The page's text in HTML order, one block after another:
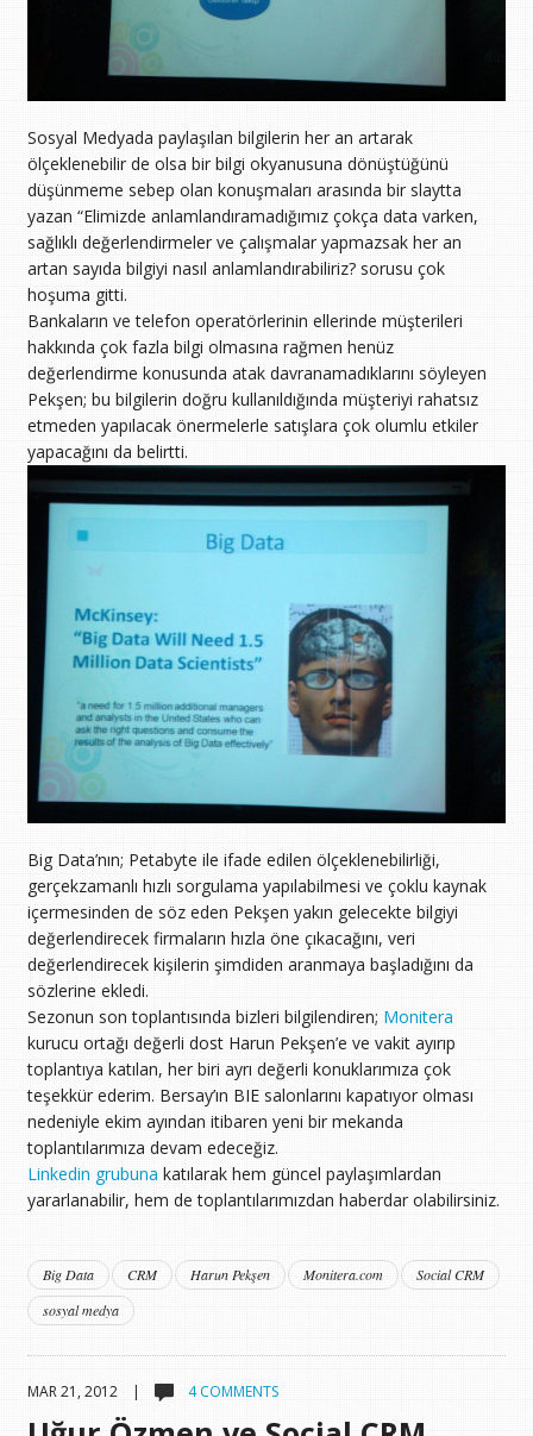
Sosyal Medyada paylaşılan bilgilerin her an artarak
ölçeklenebilir de olsa bir bilgi okyanusuna dönüştüğünü
düşünmeme sebep olan konuşmaları arasında bir slaytta
yazan “Elimizde anlamlandıramadığımız çokça data varken,
sağlıklı değerlendirmeler ve çalışmalar yapmazsak her an
artan sayıda bilgiyi nasıl anlamlandırabiliriz? sorusu çok
hoşuma gitti.
Bankaların ve telefon operatörlerinin ellerinde müşterileri
hakkında çok fazla bilgi olmasına rağmen henüz
değerlendirme konusunda atak davranamadıklarını söyleyen
Pekşen; bu bilgilerin doğru kullanıldığında müşteriyi rahatsız
etmeden yapılacak önermelerle satışlara çok olumlu etkiler
yapacağını da belirtti.
Big Data’nın; Petabyte ile ifade edilen ölçeklenebilirliği,
gerçekzamanlı hızlı sorgulama yapılabilmesi ve çoklu kaynak
içermesinden de söz eden Pekşen yakın gelecekte bilgiyi
değerlendirecek firmaların hızla öne çıkacağını, veri
değerlendirecek kişilerin şimdiden aranmaya başladığını da
sözlerine ekledi.
Sezonun son toplantısında bizleri bilgilendiren; Monitera
kurucu ortağı değerli dost Harun Pekşen’e ve vakit ayırıp
toplantıya katılan, her biri ayrı değerli konuklarımıza çok
teşekkür ederim. Bersay’ın BIE salonlarını kapatıyor olması
nedeniyle ekim ayından itibaren yeni bir mekanda
toplantılarımıza devam edeceğiz.
Linkedin grubuna katılarak hem güncel paylaşımlardan
yararlanabilir, hem de toplantılarımızdan haberdar olabilirsiniz.
Big Data CRM Harun Pekşen Monitera.com
Social CRM
sosyal medya
MAR 21, 2012 | 4 COMMENTS